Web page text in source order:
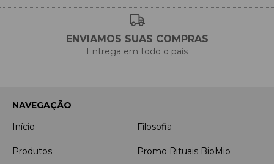
ENVIAMOS SUAS COMPRAS
Entrega em todo o país
NAVEGAÇÃO
Início
Filosofia
Produtos Promo Rituais BioMio